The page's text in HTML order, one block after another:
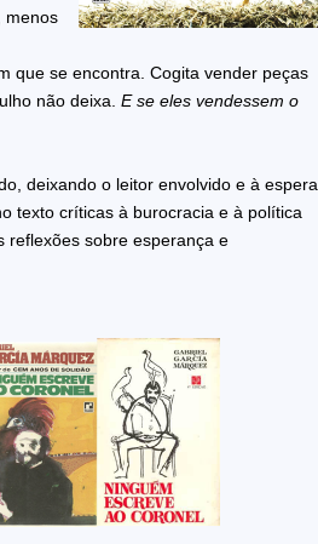
menos
que se encontra. Cogita vender peças
não deixa. E se eles vendessem o
deixando o leitor envolvido e à espera
texto críticas à burocracia e à política
reflexões sobre esperança e